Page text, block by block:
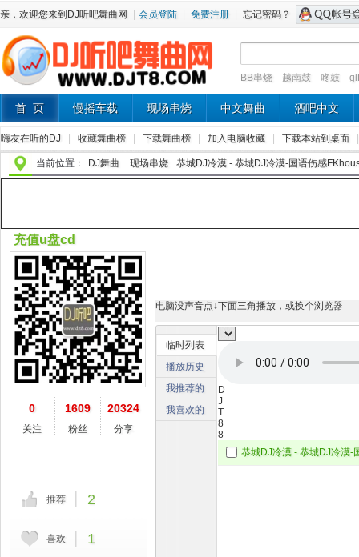
亲，欢迎您来到DJ听吧舞曲网 会员登陆 免费注册 忘记密码？
BB串烧 越南鼓 咚鼓
首 页 慢摇车载 现场串烧 中文舞曲 酒吧中文
嗨友在听的DJ 收藏舞曲榜 下载舞曲榜 加入电脑收藏 下载本站到桌面
当前位置： DJ舞曲 现场串烧 恭城DJ冷漠 - 恭城DJ冷漠-国语伤感
电脑没声音点↓下面三角播放，或换个浏览器
临时列表
播放历史
我推荐的
我喜欢的
D
J
T
8
8
充值u盘cd
0
关注
1609
粉丝
20324
分享
推荐 2
喜欢 1